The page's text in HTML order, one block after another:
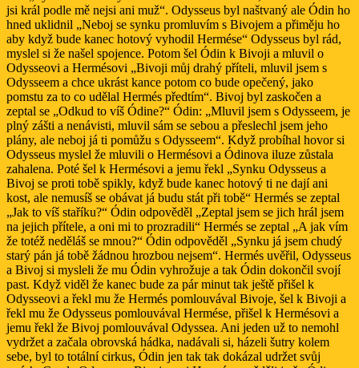
jsi král podle mě nejsi ani muž“. Odysseus byl naštvaný ale Ódin ho
hned uklidnil „Neboj se synku promluvím s Bivojem a přiměju ho
aby když bude kanec hotový vyhodil Hermése“ Odysseus byl rád,
myslel si že našel spojence. Potom šel Ódin k Bivoji a mluvil o
Odysseovi a Hermésovi „Bivoji můj drahý příteli, mluvil jsem s
Odysseem a chce ukrást kance potom co bude opečený, jako
pomstu za to co udělal Hermés předtím“. Bivoj byl zaskočen a
zeptal se „Odkud to víš Ódine?“ Ódin: „Mluvil jsem s Odysseem, je
plný zášti a nenávisti, mluvil sám se sebou a přeslechl jsem jeho
plány, ale neboj já ti pomůžu s Odysseem“. Když probíhal hovor si
Odysseus myslel že mluvili o Hermésovi a Ódinova iluze zůstala
zahalena. Poté šel k Hermésovi a jemu řekl „Synku Odysseus a
Bivoj se proti tobě spikly, když bude kanec hotový ti ne dají ani
kost, ale nemusíš se obávat já budu stát při tobě“ Hermés se zeptal
„Jak to víš staříku?“ Ódin odpověděl „Zeptal jsem se jich hrál jsem
na jejich přítele, a oni mi to prozradili“ Hermés se zeptal „A jak vím
že totéž neděláš se mnou?“ Ódin odpověděl „Synku já jsem chudý
starý pán já tobě žádnou hrozbou nejsem“. Hermés uvěřil, Odysseus
a Bivoj si mysleli že mu Ódin vyhrožuje a tak Ódin dokončil svojí
past. Když viděl že kanec bude za pár minut tak ještě přišel k
Odysseovi a řekl mu že Hermés pomlouvával Bivoje, šel k Bivoji a
řekl mu že Odysseus pomlouvával Hermése, přišel k Hermésovi a
jemu řekl že Bivoj pomlouvával Odyssea. Ani jeden už to nemohl
vydržet a začala obrovská hádka, nadávali si, házeli šutry kolem
sebe, byl to totální cirkus, Ódin jen tak tak dokázal udržet svůj